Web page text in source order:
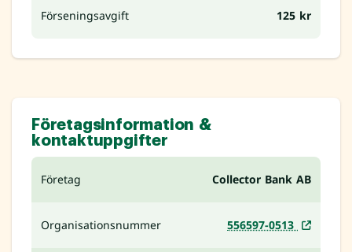
Förseningsavgift 125 kr
Företagsinformation &
kontaktuppgifter
Företag Collector Bank AB
Organisationsnummer 556597-0513